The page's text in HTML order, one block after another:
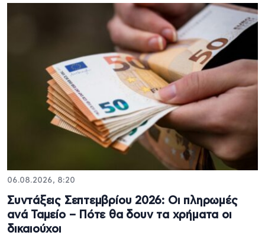
06.08.2026, 8:20
Συντάξεις Σεπτεμβρίου 2026: Οι πληρωμές
ανά Ταμείο – Πότε θα δουν τα χρήματα οι
δικαιούχοι